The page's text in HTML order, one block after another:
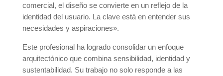
comercial, el diseño se convierte en un reflejo de la
identidad del usuario. La clave está en entender sus
necesidades y aspiraciones».
Este profesional ha logrado consolidar un enfoque
arquitectónico que combina sensibilidad, identidad y
sustentabilidad. Su trabajo no solo responde a las